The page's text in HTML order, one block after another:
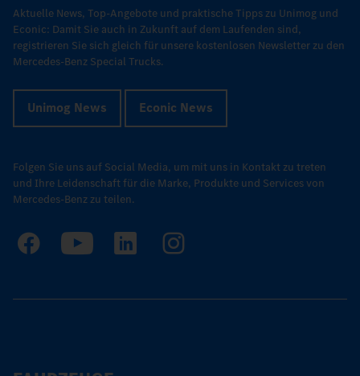
Aktuelle News, Top-Angebote und praktische Tipps zu Unimog und
Econic: Damit Sie auch in Zukunft auf dem Laufenden sind,
registrieren Sie sich gleich für unsere kostenlosen Newsletter zu den
Mercedes-Benz Special Trucks.
Unimog News Econic News
Folgen Sie uns auf Social Media, um mit uns in Kontakt zu treten
und Ihre Leidenschaft für die Marke, Produkte und Services von
Mercedes-Benz zu teilen.